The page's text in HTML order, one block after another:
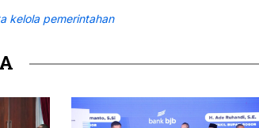
kelola pemerintahan